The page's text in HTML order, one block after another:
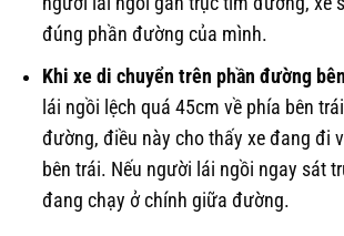
đúng phần đường của mình.
Khi xe di chuyển trên phần đường
lái ngồi lệch quá 45cm về phía bên
đường, điều này cho thấy xe đang đi
bên trái. Nếu người lái ngồi ngay sát
đang chạy ở chính giữa đường.